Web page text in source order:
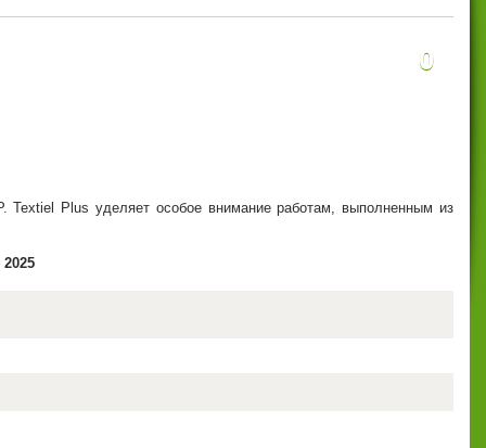
0
Plus уделяет особое внимание работам, выполненным из